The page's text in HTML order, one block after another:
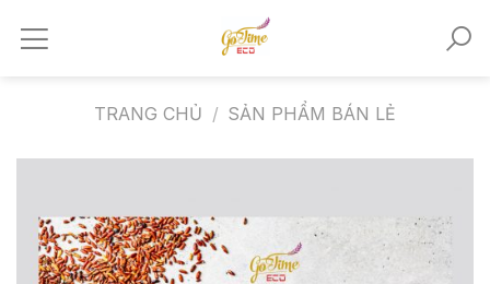
TRANG CHỦ / SẢN PHẨM BÁN LẺ